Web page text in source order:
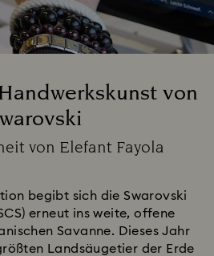
von
von Elefant Fayola
begibt sich die Swarovski
erneut ins weite, offene
Savanne. Dieses Jahr
Landsäugetier der Erde